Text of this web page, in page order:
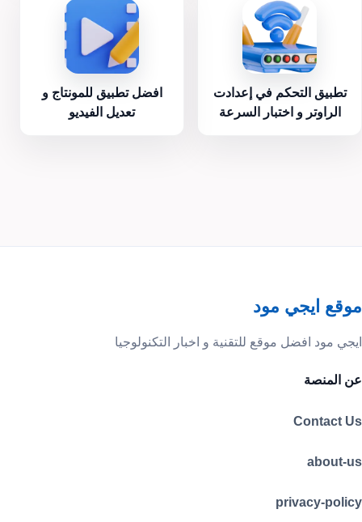
تطبيق التحكم في إعدادت
الراوتر و اختبار السرعة
افضل تطبيق للمونتاج و
تعديل الفيديو
موقع ايجي مود
ايجي مود افضل موقع للتقنية و اخبار التكنولوجيا
عن المنصة
Contact Us
about-us
privacy-policy